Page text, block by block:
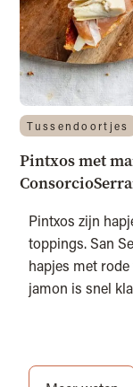
Tussendoortjes
Pintxos met
Pintxos zijn
toppings. San
hapjes met
jamon is snel